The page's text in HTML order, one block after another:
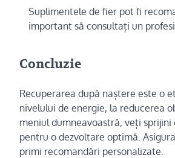
Suplimentele de fier pot fi
important să consultați un
Concluzie
Recuperarea după naștere este o
nivelului de energie, la reducerea
meniul dumneavoastră, veți
pentru o dezvoltare optimă.
primi recomandări personalizate.